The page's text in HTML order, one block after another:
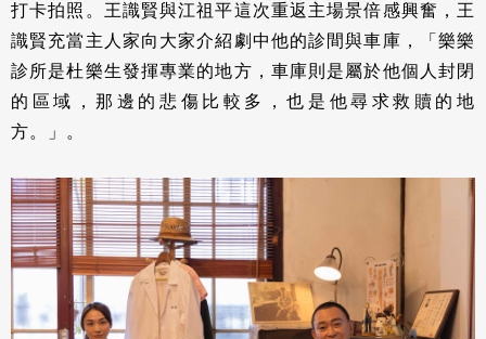
打卡拍照。王識賢與江祖平這次重返主場景倍感興奮，王
識賢充當主人家向大家介紹劇中他的診間與車庫，「樂樂
診所是杜樂生發揮專業的地方，車庫則是屬於他個人封閉
的區域，那邊的悲傷比較多，也是他尋求救贖的地
方。」。